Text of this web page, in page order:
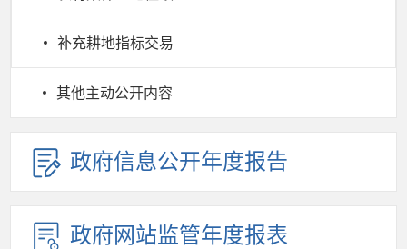
补充耕地指标交易
其他主动公开内容
政府信息公开年度报告
政府网站监管年度报表